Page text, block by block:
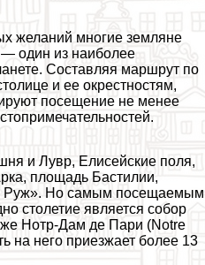
желаний многие земляне
один из наиболее
Составляя маршрут по
и ее окрестностям,
посещение не менее
и Лувр, Елисейские поля,
площадь Бастилии,
Руж». Но самым посещаемым
столетие является собор
Нотр-Дам де Пари (Notre
на него приезжает более 13